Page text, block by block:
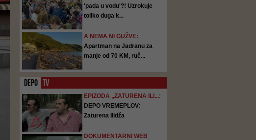
'pada u vodu'?! Uzrokuje
toliko duga k...
A NEMA NI GUŽVE:
Apartman na Jadranu za
manje od 70 KM, ruč...
DEPO TV
EPIZODA „ZATURENA ILI...:
DEPO VREMEPLOV:
Zaturena Ilidža
DOKUMENTARNI WEB